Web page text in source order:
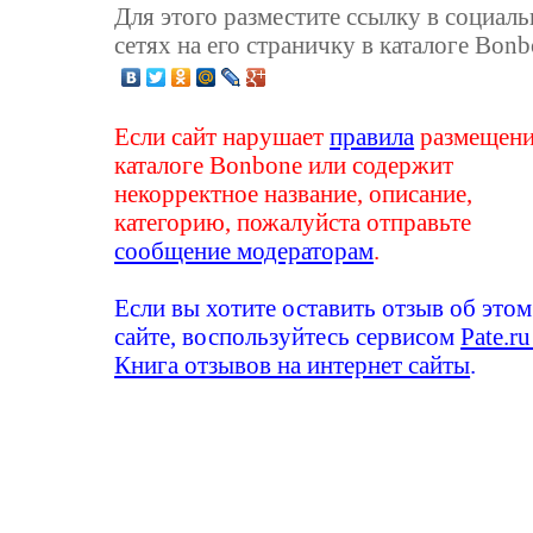
Для этого разместите ссылку в
сетях на его страничку в каталоге
Если сайт нарушаетправила
каталоге Bonbone или содержит
некорректное название, описание,
категорию, пожалуйста отправьте
сообщение модераторам
Если вы хотите оставить отзыв об этом
сайте, воспользуйтесь сервисом
Книга отзывов на интернет сайты